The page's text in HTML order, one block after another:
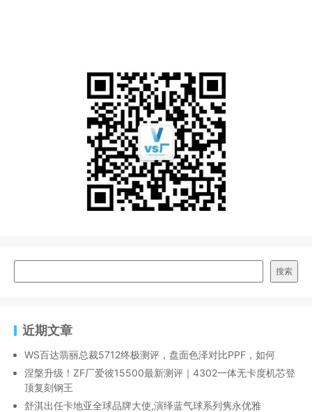
搜索
近期文章
WS百达翡丽总裁5712终极测评，盘面色泽对比PPF，如何
涅槃升级！ZF厂爱彼15500最新测评｜4302一体无卡度机芯登
顶复刻钢王
舒淇出任卡地亚全球品牌大使,演绎蓝气球系列隽永优雅